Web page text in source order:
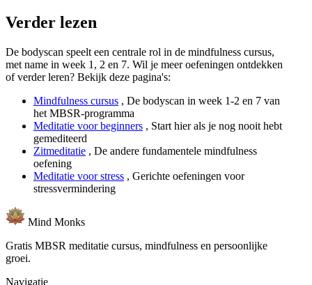
Verder lezen
De bodyscan speelt een centrale rol in de mindfulness cursus,
met name in week 1, 2 en 7. Wil je meer oefeningen ontdekken
of verder leren? Bekijk deze pagina's:
Mindfulness cursus , De bodyscan in week 1-2 en 7 van
het MBSR-programma
Meditatie voor beginners , Start hier als je nog nooit hebt
gemediteerd
Zitmeditatie , De andere fundamentele mindfulness
oefening
Meditatie voor stress , Gerichte oefeningen voor
stressvermindering
Mind Monks
Gratis MBSR meditatie cursus, mindfulness en persoonlijke
groei.
Navigatie